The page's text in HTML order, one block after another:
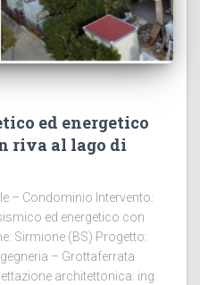
ed energetico
riva al lago di
– Condominio Intervento:
ed energetico con
Sirmione (BS) Progetto:
– Grottaferrata
architettonica: ing.